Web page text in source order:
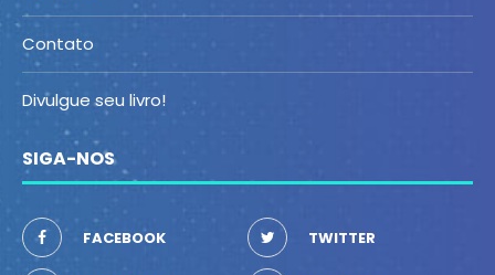
Contato
Divulgue seu livro!
SIGA-NOS
FACEBOOK TWITTER